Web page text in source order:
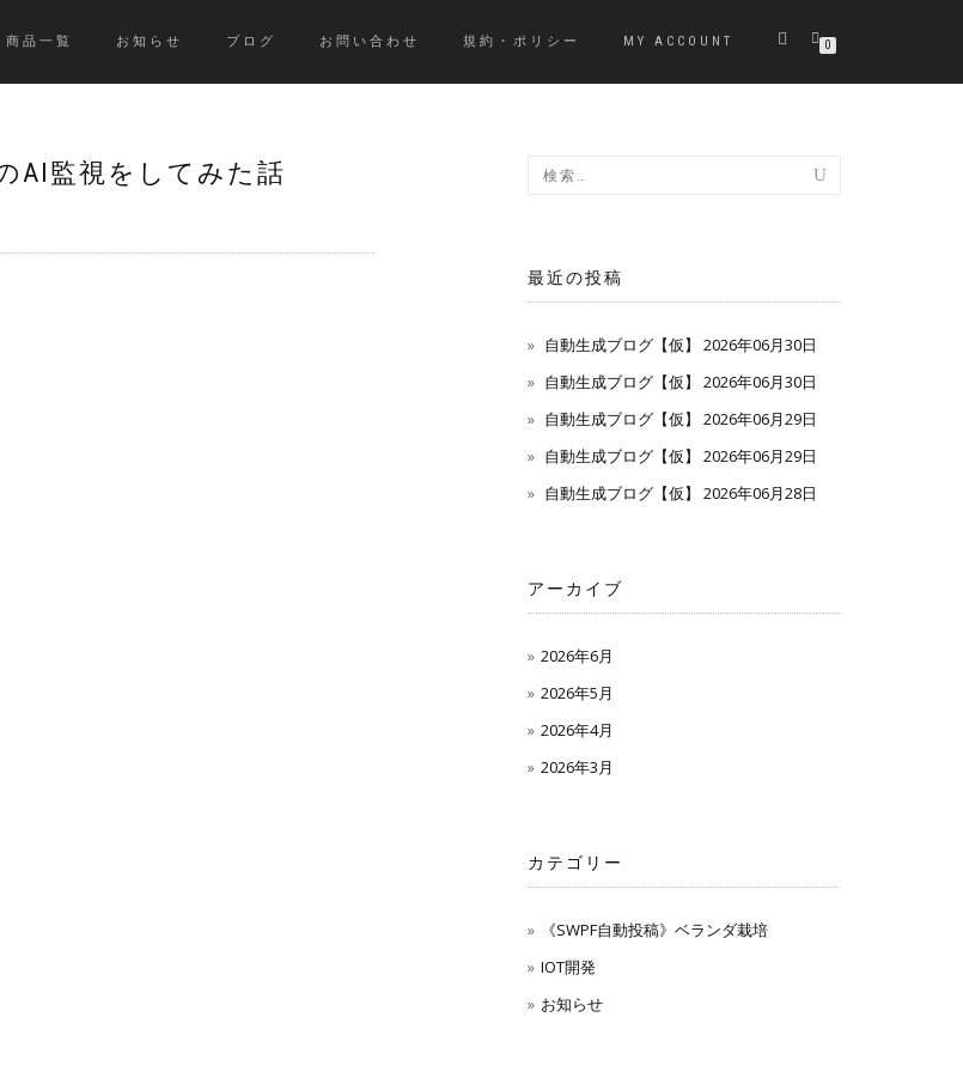
商品一覧 お知らせ ブログ お問い合わせ 規約・ポリシー MY ACCOUNT 0
AI監視をしてみた話
最近の投稿
自動生成ブログ【仮】 2026年06月30日
自動生成ブログ【仮】 2026年06月30日
自動生成ブログ【仮】 2026年06月29日
自動生成ブログ【仮】 2026年06月29日
自動生成ブログ【仮】 2026年06月28日
アーカイブ
2026年6月
2026年5月
2026年4月
2026年3月
カテゴリー
《SWPF自動投稿》ベランダ栽培
IOT開発
お知らせ